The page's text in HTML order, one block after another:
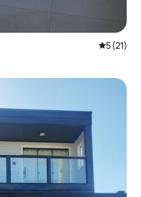
5 (21)